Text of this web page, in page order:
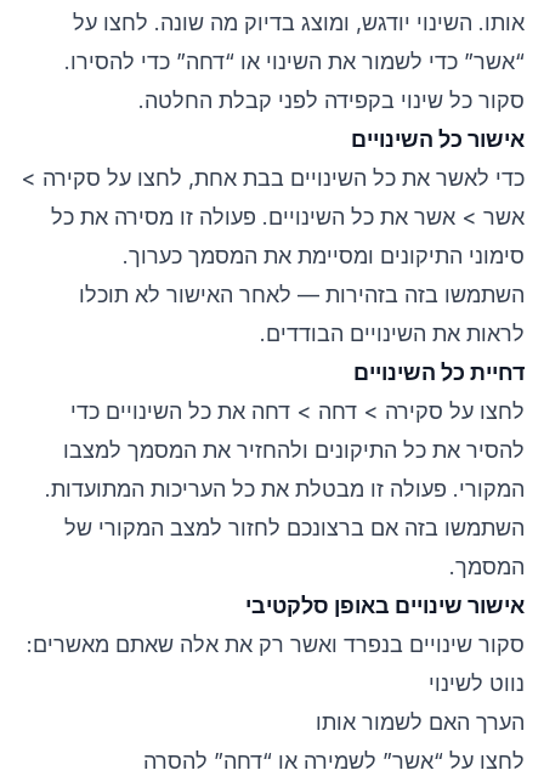
אותו. השינוי יודגש, ומוצג בדיוק מה שונה. לחצו על
“אשר” כדי לשמור את השינוי או “דחה” כדי להסירו.
סקור כל שינוי בקפידה לפני קבלת החלטה.
אישור כל השינויים
כדי לאשר את כל השינויים בבת אחת, לחצו על סקירה >
אשר > אשר את כל השינויים. פעולה זו מסירה את כל
סימוני התיקונים ומסיימת את המסמך כערוך.
השתמשו בזה בזהירות — לאחר האישור לא תוכלו
לראות את השינויים הבודדים.
דחיית כל השינויים
לחצו על סקירה > דחה > דחה את כל השינויים כדי
להסיר את כל התיקונים ולהחזיר את המסמך למצבו
המקורי. פעולה זו מבטלת את כל העריכות המתועדות.
השתמשו בזה אם ברצונכם לחזור למצב המקורי של
המסמך.
אישור שינויים באופן סלקטיבי
סקור שינויים בנפרד ואשר רק את אלה שאתם מאשרים:
נווט לשינוי
הערך האם לשמור אותו
לחצו על “אשר” לשמירה או “דחה” להסרה